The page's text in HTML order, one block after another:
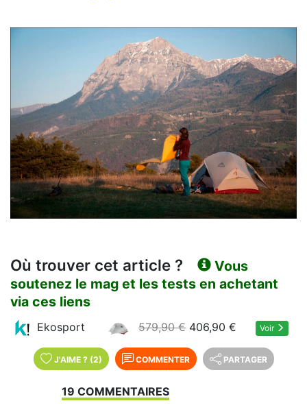
Où trouver cet article ?
Vous
soutenez le mag et les tests en achetant
via ces liens
Ekosport 579,90 € 406,90 € Voir
J'AIME ? (2) COMMENTER PARTAGER
19 COMMENTAIRES